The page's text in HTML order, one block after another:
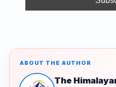
k
ABOUT THE AUTHOR
The